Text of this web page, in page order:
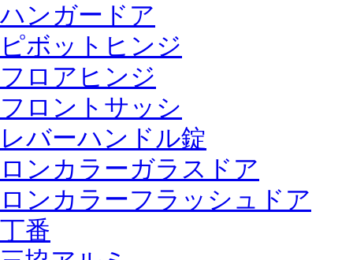
ハンガードア
ピボットヒンジ
フロアヒンジ
フロントサッシ
レバーハンドル錠
ロンカラーガラスドア
ロンカラーフラッシュドア
丁番